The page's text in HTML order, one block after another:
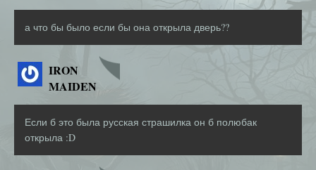
а что бы было если бы она открыла дверь??
IRON
MAIDEN
Если б это была русская страшилка он б полюбак
открыла :D